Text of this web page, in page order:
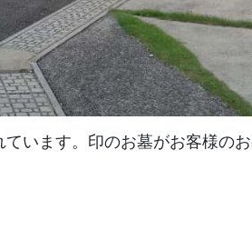
います。印のお墓がお客様の